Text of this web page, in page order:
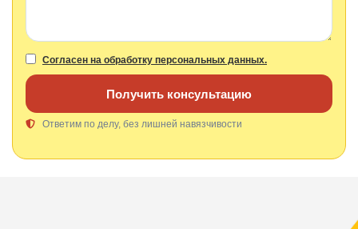
Согласен на обработку персональных данных.
Получить консультацию
Ответим по делу, без лишней навязчивости